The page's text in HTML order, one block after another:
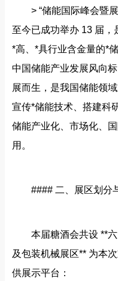
> “储能国际峰会暨
至今已成功举办 13 届，
*高、*具行业含金量的*
中国储能产业发展风向
展而生，是我国储能领
宣传*储能技术、搭建科
储能产业化、市场化、
用。
#### 二、展区划分
本届糖酒会共设 **
及包装机械展区** 为本
供展示平台：